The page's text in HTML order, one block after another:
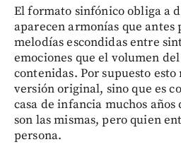
El formato sinfónico obliga a
aparecen armonías que
melodías escondidas entre
emociones que el volumen
contenidas. Por supuesto
versión original, sino que es
casa de infancia muchos años
son las mismas, pero quien
persona.